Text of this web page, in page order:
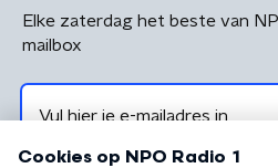
Elke zaterdag het beste van
mailbox